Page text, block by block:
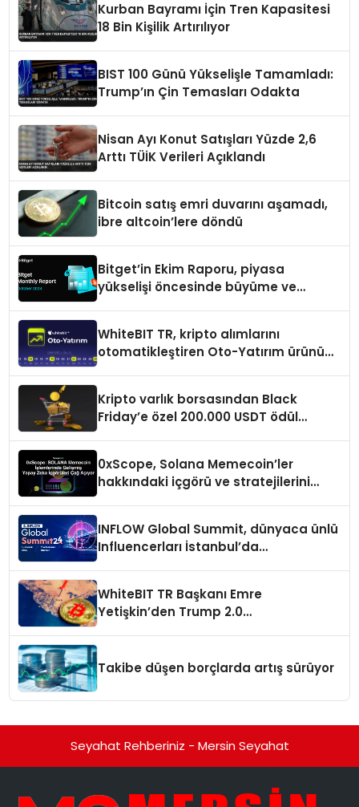
Kurban Bayramı İçin Tren Kapasitesi
18 Bin Kişilik Artırılıyor
BIST 100 Günü Yükselişle Tamamladı:
Trump’ın Çin Temasları Odakta
Nisan Ayı Konut Satışları Yüzde 2,6
Arttı TÜİK Verileri Açıklandı
Bitcoin satış emri duvarını aşamadı,
ibre altcoin’lere döndü
Bitget’in Ekim Raporu, piyasa
yükselişi öncesinde büyüme ve
WhiteBIT TR, kripto alımlarını
otomatikleştiren Oto-Yatırım ürününü
Kripto varlık borsasından Black
Friday’e özel 200.000 USDT ödül
0xScope, Solana Memecoin’ler
hakkındaki içgörü ve stratejilerini
INFLOW Global Summit, dünyaca ünlü
Influencerları İstanbul’da
WhiteBIT TR Başkanı Emre
Yetişkin’den Trump 2.0
Takibe düşen borçlarda artış sürüyor
Seyahat Rehberiniz - Mersin Seyahat